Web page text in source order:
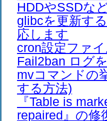
HDDやSSDな
glibcを更新す
応します
cron設定ファ
Fail2ban ログ
mvコマンドの
する方法)
『Table is
repaired』の修